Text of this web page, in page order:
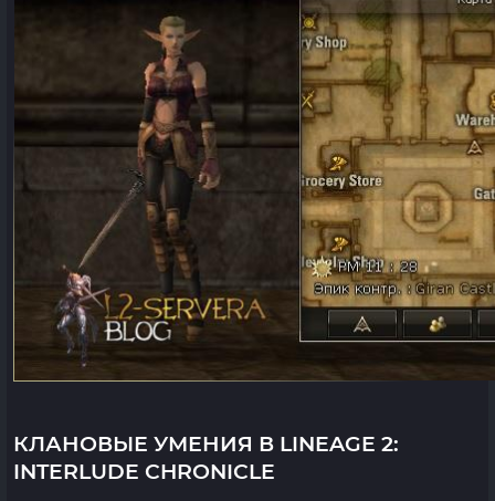
КЛАНОВЫЕ УМЕНИЯ В LINEAGE 2:
INTERLUDE CHRONICLE